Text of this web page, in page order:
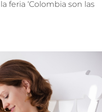
la feria ‘Colombia son las